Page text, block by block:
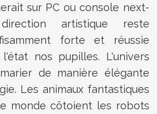
sur PC ou console next-
artistique reste
forte et réussie
nos pupilles. L'univers
de manière élégante
Les animaux fantastiques
monde côtoient les robots